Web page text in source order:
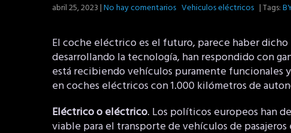
abril 25, 2023|No hay comentarios Vehiculos eléctricos | Tags:
El coche eléctrico es el futuro, parece haber dicho
desarrollando la tecnología, han respondido con
está recibiendo vehículos puramente funcionales
en coches eléctricos con 1.000 kilómetros de
Eléctrico o eléctrico. Los políticos europeos han
viable para el transporte de vehículos de